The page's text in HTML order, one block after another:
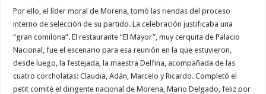
Por ello, el líder moral de Morena, tomó las riendas del proceso
interno de selección de su partido. La celebración justificaba una
“gran comilona”. El restaurante “El Mayor”, muy cerquita de Palacio
Nacional, fue el escenario para esa reunión en la que estuvieron,
desde luego, la festejada, la maestra Delfina, acompañada de las
cuatro corcholatas: Claudia, Adán, Marcelo y Ricardo. Completó el
petit comité el dirigente nacional de Morena, Mario Delgado, feliz por